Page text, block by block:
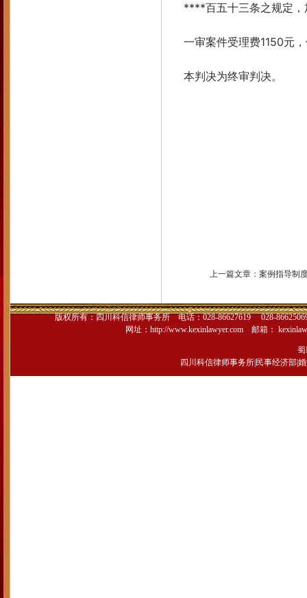
****百五十三条之规定，
一审案件受理费1150元
本判决为终审判决。
上一篇文章： 案例指导制
版权所有：四川科信律师事务所电话：028-86627619 028-
网址： http://www.kexinlawyer.com邮箱：
蜀
四川科信律师事务所 民事经济部